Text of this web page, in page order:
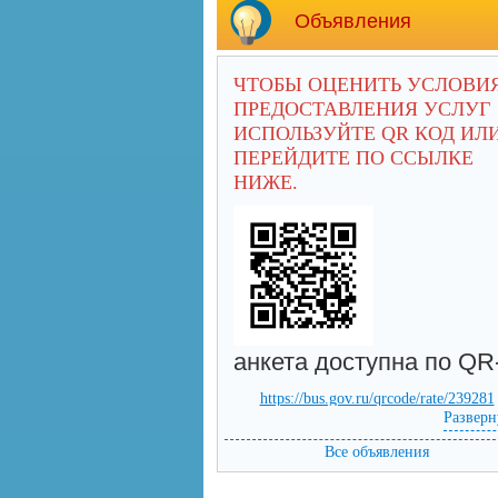
Объявления
ЧТОБЫ ОЦЕНИТЬ
ПРЕДОСТАВЛЕНИЯ УСЛУГ
ИСПОЛЬЗУЙТЕ QR КОД
ПЕРЕЙДИТЕ ПО ССЫЛКЕ
НИЖЕ.
анкета доступна по
https://bus.gov.ru/qrcode/rate/239281
Все объявления